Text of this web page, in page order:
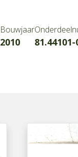
Bouwjaar
2010